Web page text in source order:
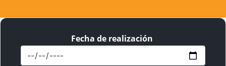
Fecha de realización